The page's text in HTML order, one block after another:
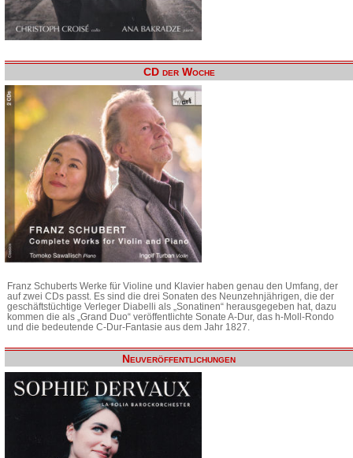
CD der Woche
Franz Schuberts Werke für Violine und Klavier haben genau den Umfang, der
auf zwei CDs passt. Es sind die drei Sonaten des Neunzehnjährigen, die der
geschäftstüchtige Verleger Diabelli als „Sonatinen“ herausgegeben hat, dazu
kommen die als „Grand Duo“ veröffentlichte Sonate A-Dur, das h-Moll-Rondo
und die bedeutende C-Dur-Fantasie aus dem Jahr 1827.
Neuveröffentlichungen